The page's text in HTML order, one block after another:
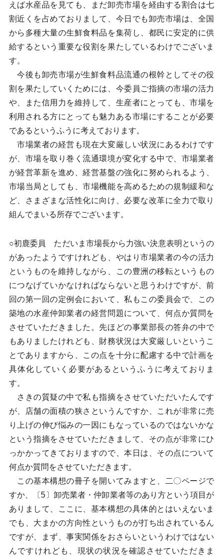
えば水産品を見ても、まだ卸売市場を経由する割合は七
割近くを占めておりまして、今日でも卸売市場は、全国
から多種大量の生鮮食料品を集荷し、都民に安定的に供
給するという重要な役割を果たしているわけでございま
す。
今後も卸売市場が生鮮食料品流通の根幹としてその役
割を果たしていくためには、今委員ご指摘の市場の活力
や、また信用力を維持して、生産者にとっても、市場を
利用される方にとっても魅力ある市場にすることが必要
であるというふうに考えております。
市場業者の経営も現在大変厳しい状況にあるわけです
が、市場を取り巻く流通環境が変化する中で、市場業者
が経営革新を進め、経営基盤の強化に努められるよう、
市場当局としても、市場機能を高めるための規制緩和な
ど、さまざまな活性化に向け、必要な改革に全力で取り
組んでまいる所存でございます。
○初鹿委員 ただいま市場長から力強い決意表明というの
があったようですけれども、やはり市場業者の今の活力
というものを維持しながら、この豊洲の移転というもの
につなげていかなければならないと思うわけですが、前
回の第一回の定例会において、私もこの委員会で、この
築地の水産仲卸業者の経営問題について、何点か質問を
させていただきました。先ほどの事業部長の答弁の中で
もありましたけれども、財務状況は大変厳しいというこ
とでありますから、この点を十分に配慮する中で計画を
具体化していく必要があるというふうに考えておりま
す。
さきの質疑の中で私も指摘をさせていただいたんです
が、店舗の面積の狭さというんですか、これが非常に売
り上げの伸び悩みの一因にもなっているのではないかな
という指摘をさせていただきまして、その点が非常にひ
っかかってきておりますので、本日は、その点について
何点か質問をさせていただきます。
この基本構想の冊子を開いてみますと、二〇ページで
すか、〔5〕卸売業者・仲卸業者等のあり方という項目が
ありまして、ここに、基本構想の具体的とはいえないま
でも、大まかの方向性というものが打ち出されているん
ですが、まず、事実関係をおさらいというわけではない
んですけれども、現状の状況を確認させていただきま